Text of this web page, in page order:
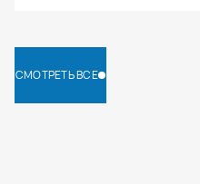
СМОТРЕТЬ ВСЕ